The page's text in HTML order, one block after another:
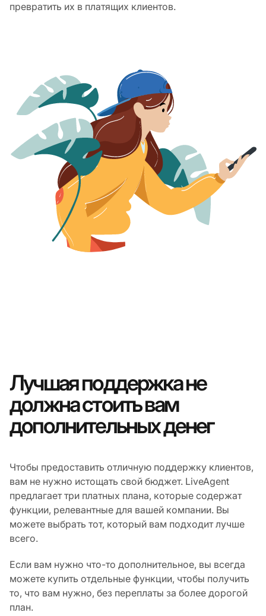
превратить их в платящих клиентов.
Лучшая поддержка не
должна стоить вам
дополнительных денег
Чтобы предоставить отличную поддержку клиентов,
вам не нужно истощать свой бюджет. LiveAgent
предлагает три платных плана, которые содержат
функции, релевантные для вашей компании. Вы
можете выбрать тот, который вам подходит лучше
всего.
Если вам нужно что-то дополнительное, вы всегда
можете купить отдельные функции, чтобы получить
то, что вам нужно, без переплаты за более дорогой
план.